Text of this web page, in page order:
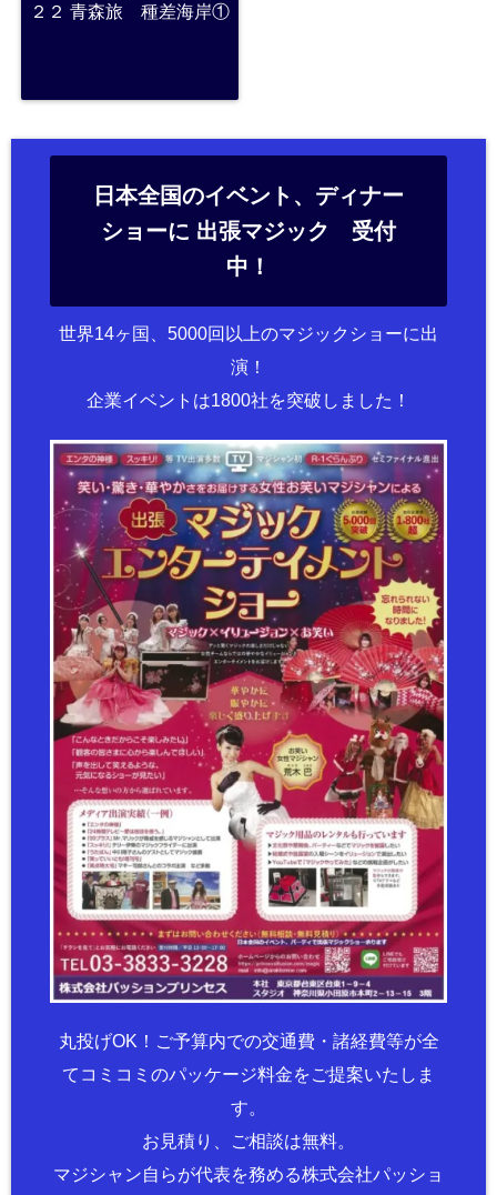
２２ 青森旅 種差海岸①
日本全国のイベント、ディナー
ショーに 出張マジック 受付
中！
世界14ヶ国、5000回以上のマジックショーに出
演！
企業イベントは1800社を突破しました！
丸投げOK！ご予算内での交通費・諸経費等が全
てコミコミのパッケージ料金をご提案いたしま
す。
お見積り、ご相談は無料。
マジシャン自らが代表を務める株式会社パッショ